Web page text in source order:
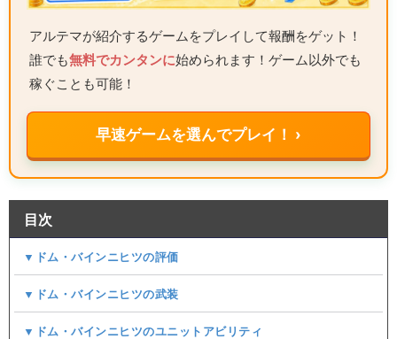
アルテマが紹介するゲームをプレイして報酬をゲット！
誰でも無料でカンタンに始められます！ゲーム以外でも
稼ぐことも可能！
早速ゲームを選んでプレイ！ ›
目次
▼ドム・バインニヒツの評価
▼ドム・バインニヒツの武装
▼ドム・バインニヒツのユニットアビリティ